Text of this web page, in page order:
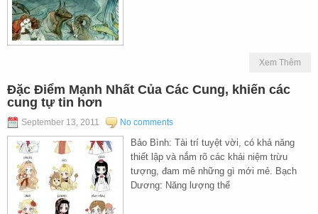
Xem Thêm
Đặc Điểm Mạnh Nhất Của Các Cung, khiến các
cung tự tin hơn
September 13, 2011 No comments
Bảo Bình: Tài trí tuyệt vời, có khả năng
thiết lập và nắm rõ các khái niệm trừu
tượng, đam mê những gì mới mẻ. Bạch
Dương: Năng lượng thể